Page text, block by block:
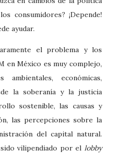
consumidores? ¡Depende!
ayudar.
el problema y los
en México es muy complejo,
económicas,
la soberanía y la justicia
sostenible, las causas y
las percepciones sobre la
del capital natural.
vilipendiado por el lobby